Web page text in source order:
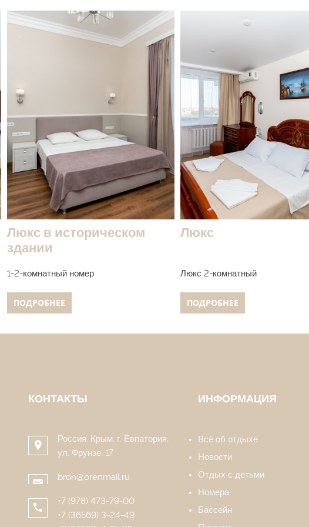
Люкс в историческом
здании
1-2-комнатный номер
ПОДРОБНЕЕ
Люкс
Люкс 2-комнатный
ПОДРОБНЕЕ
КОНТАКТЫ
Россия, Крым, г. Евпатория,
ул. Фрунзе, 17
bron@orenmail.ru
+7 (978) 473-79-00
+7 (36569) 3-24-49
ИНФОРМАЦИЯ
Всё об отдыхе
Новости
Отдых с детьми
Номера
Бассейн